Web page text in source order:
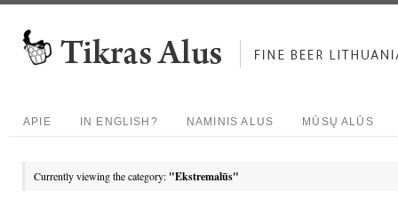
APIE IN ENGLISH? NAMINIS ALUS MŪSŲ ALŪS
Currently viewing the category: "Ekstremalūs"